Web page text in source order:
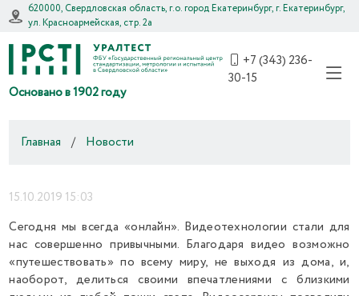
620000, Свердловская область, г.о. город Екатеринбург, г. Екатеринбург,
ул. Красноармейская, стр. 2а
Основано в 1902 году
+7 (343) 236-
30-15
Главная / Новости
15.10.2019 15:03
Сегодня мы всегда «онлайн». Видеотехнологии стали для
нас совершенно привычными. Благодаря видео возможно
«путешествовать» по всему миру, не выходя из дома, и,
наоборот, делиться своими впечатлениями с близкими